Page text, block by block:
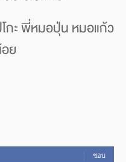
กะ พี่หมอปุ่น หมอแก้ว
ย
ชอบ